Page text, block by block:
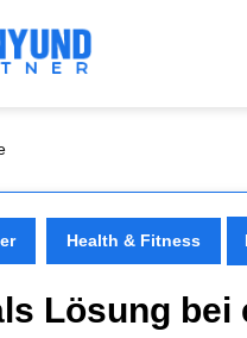
Health & Fitness
Lösung